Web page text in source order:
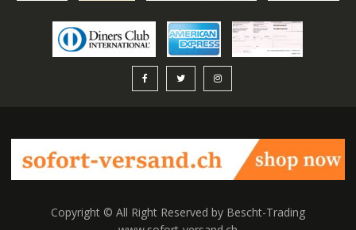
Copyright © All Right Reserved by Bescht-Trading